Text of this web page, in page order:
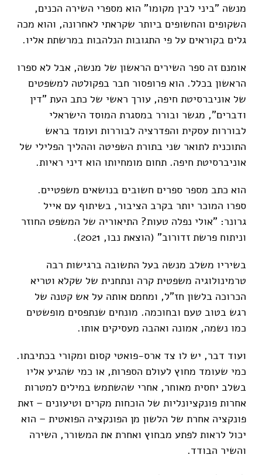
מנשה "ביני לבין מקומו" הוא מספרי השירה הכנים,
השקופים והחשופים ביותר שקראתי לאחרונה, והוא מכה
גלים בקוראים על פי התגובות הנלהבות במרשתת אליו.
אומנם זה ספר השירים הראשון של מנשה, אבל לא ספרו
הראשון בכלל. הוא פרופסור חבר בפקולטה למשפטים
של אוניברסיטת חיפה, עורך ראשי של כתב העת "דין
ודברים", מגשר ובורר במסגרת המוסד הישראלי
לבוררות עסקית והפדרציה לבוררות ועומד בראש
התוכנית לתואר שני בתורת השפיטה וההליך הפלילי של
אוניברסיטת חיפה. תחום מומחיותו הוא דיני ראיות.
הוא כתב מספר ספרים חשובים בנושאים משפטיים.
ספרו המוכר יותר בקרב הציבור, בשיתוף עם אייל
גרונר: "אולי נפלה טעות? התיאוריה של המשפט החוזר
וניתוח פרשת זדורוב" (הוצאת נבו, 2021).
בשיריו משלב מנשה בעל התשובה ברגישות רבה
טרמינולוגיה משפטית קרה ונתחנית של שקלא וטריא
הכרוכה בלשון חז"ל, ומחמם אותה על אש קטנה של
רגש בטוב טעם ובחוכמה. מונחים שנתפסים מופשטים
כמו נשמה, אמונה ואהבה מעסיקים אותו.
ועוד דבר, יש לו צד ארס-פואטי קסום ומקורי בכתיבתו.
כמי שעומד מחוץ לעולם הספרות, או כמי שהגיע אליו
בשלב יחסית מאוחר, אחרי שהשתמש במילים למטרות
אחרות פונקציונליות של הוכחות מקרים וטיעונים – זאת
פונקציה אחרת של הלשון מן הפונקציה הפואטית – הוא
יכול לראות לפתע מבחוץ ואחרת את המשורר, השירה
והשיר הבודד.